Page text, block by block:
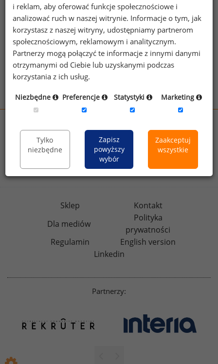
Systemy wynagradzania na przykładnie
poszczególnych firm. Sposoby wynagradzania wyższej
kadry menedżerskiej. Regulacje prawne w Polsce i na
świecie.
Przejdź do aktualnych artykułów
kfw.sedlak.pl
rynekpracy.pl
raportyplacowe.pl
Sklep
Kontakt
Dla mediów
Polityka
prywatności
Regulamin
English version
Linkedin
Partnerzy:
i reklam, aby oferować funkcje społecznościowe i
analizować ruch w naszej witrynie. Informacje o tym, jak
korzystasz z naszej witryny, udostępniamy partnerom
społecznościowym, reklamowym i analitycznym.
Partnerzy mogą połączyć te informacje z innymi danymi
otrzymanymi od Ciebie lub uzyskanymi podczas
korzystania z ich usług.
Niezbędne Preferencje Statystyki Marketing
Tylko
niezbędne
Zapisz
powyższy
wybór
Zaakceptuj
wszystkie